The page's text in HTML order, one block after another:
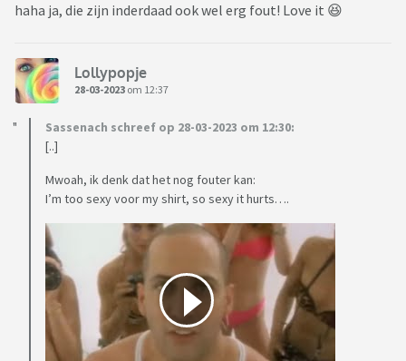
haha ja, die zijn inderdaad ook wel erg fout! Love it 😆
Lollypopje
28-03-2023 om 12:37
Sassenach schreef op 28-03-2023 om 12:30:
[..]
Mwoah, ik denk dat het nog fouter kan:
I’m too sexy voor my shirt, so sexy it hurts….